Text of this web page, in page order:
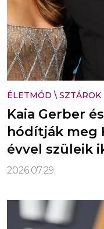
ÉLETMÓD \ SZTÁROK
Kaia Gerber
hódítják meg
évvel szüleik
2026.07.29.